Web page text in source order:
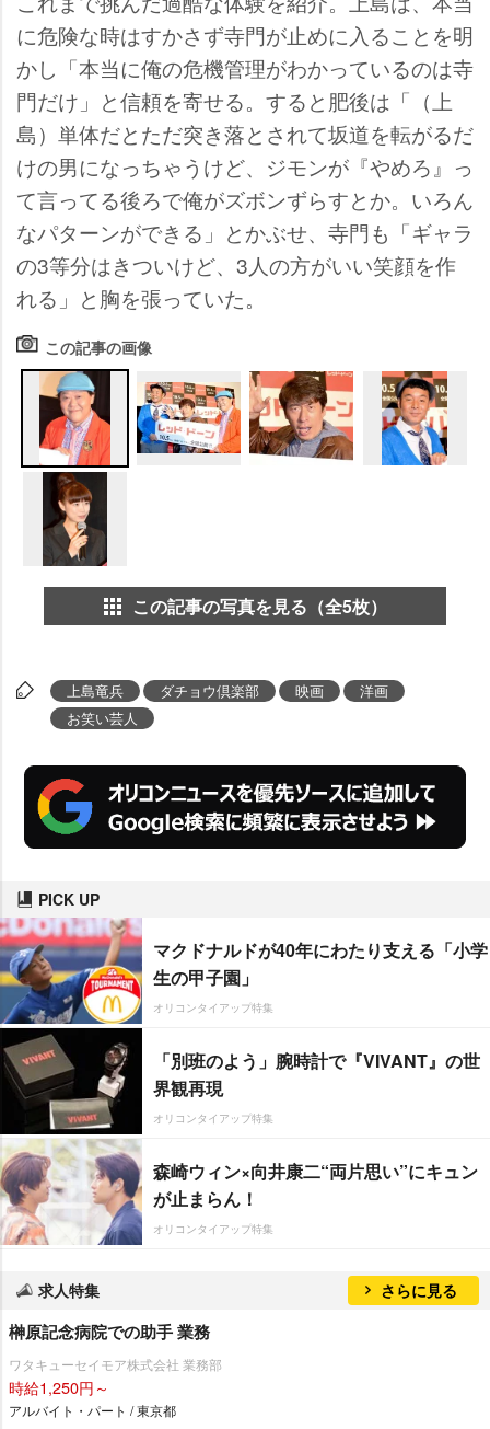
に危険な時はすかさず寺門が止めに入ることを明
かし「本当に俺の危機管理がわかっているのは寺
門だけ」と信頼を寄せる。すると肥後は「（上
島）単体だとただ突き落とされて坂道を転がるだ
けの男になっちゃうけど、ジモンが『やめろ』っ
て言ってる後ろで俺がズボンずらすとか。いろん
なパターンができる」とかぶせ、寺門も「ギャラ
の3等分はきついけど、3人の方がいい笑顔を作
れる」と胸を張っていた。
この記事の画像
この記事の写真を見る（全5枚）
上島竜兵 ダチョウ倶楽部 映画
洋画
お笑い芸人
PICK UP
マクドナルドが40年にわたり支える「小学
生の甲子園」
オリコンタイアップ特集
「別班のよう」腕時計で『VIVANT』の世
界観再現
オリコンタイアップ特集
森崎ウィン×向井康二“両片思い”にキュン
が止まらん！
オリコンタイアップ特集
求人特集 さらに見る
榊原記念病院での助手 業務
ワタキューセイモア株式会社 業務部
時給1,250円～
アルバイト・パート / 東京都